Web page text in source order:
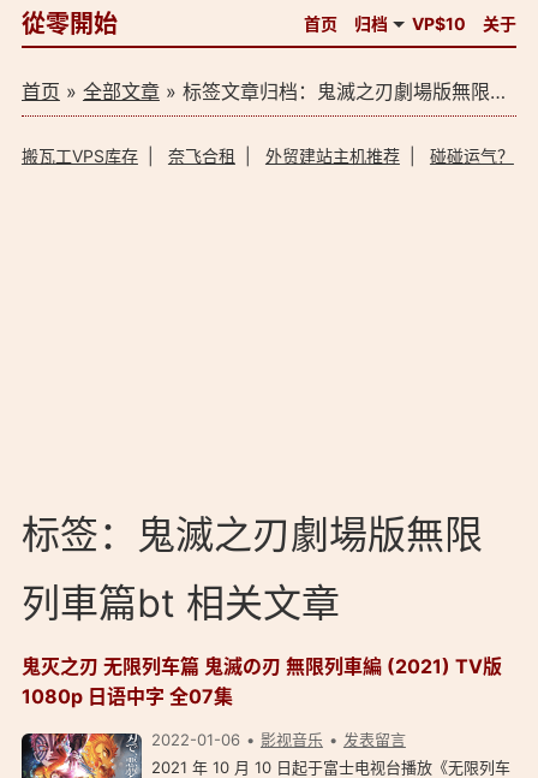
從零開始 首页 归档 VP$10 关于
首页 » 全部文章» 标签文章归档：鬼滅之刃劇場版無限列車篇bt（1）
搬瓦工VPS库存| 奈飞合租 外贸建站主机推荐| 碰碰运气？
标签：鬼滅之刃劇場版無限
列車篇bt 相关文章
鬼灭之刃 无限列车篇 鬼滅の刃 無限列車編 (2021) TV版
1080p 日语中字 全07集
2022-01-06 影视音乐
发表留言
2021 年 10 月 10 日起于富士电视台播放《无限列车